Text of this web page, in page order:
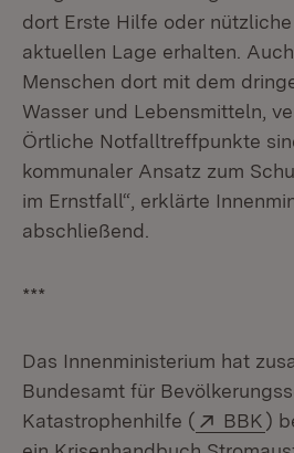
dort Erste Hilfe oder
aktuellen Lage erhalten.
Menschen dort mit dem
Wasser und Lebensmitteln,
Örtliche Notfalltreffpunkte
kommunaler Ansatz zum
im Ernstfall“, erklärte
abschließend.
***
Das Innenministerium hat
Bundesamt für
Katastrophenhilfe (
Extern:
BBK)